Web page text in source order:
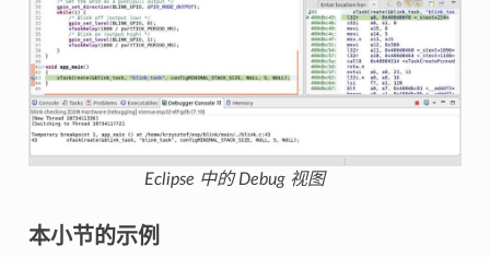
Eclipse 中的 Debug 视图
本小节的示例